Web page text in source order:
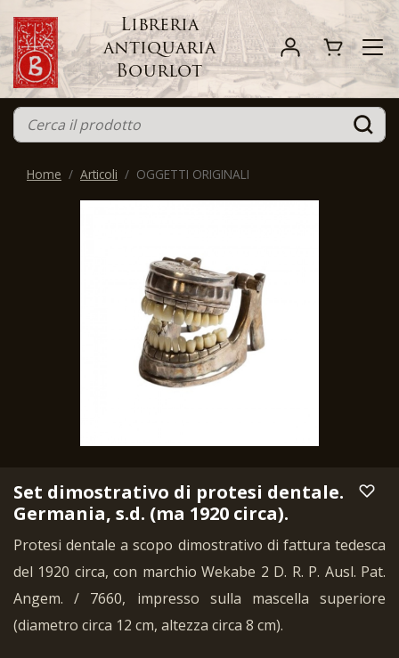
Libreria
antiquaria
Bourlot
Home Articoli OGGETTI ORIGINALI
Set dimostrativo di protesi dentale.
Germania, s.d. (ma 1920 circa).
Protesi dentale a scopo dimostrativo di fattura tedesca
del 1920 circa, con marchio Wekabe 2 D. R. P. Ausl. Pat.
Angem. / 7660, impresso sulla mascella superiore
(diametro circa 12 cm, altezza circa 8 cm).